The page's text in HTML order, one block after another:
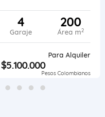
4
Garaje
200
Área m2
Para Alquiler
$5.100.000
Pesos Colombianos